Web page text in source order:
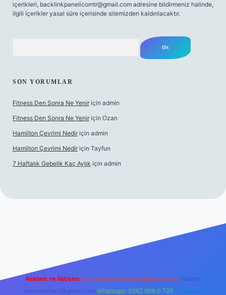
içerikleri, backlinkpanelicomtr@gmail.com adresine bildirmeniz halinde,
ilgili içerikler yasal süre içerisinde sitemizden kaldırılacaktır.
SON YORUMLAR
Fitness Den Sonra Ne Yenir için admin
Fitness Den Sonra Ne Yenir için Ozan
Hamilton Çevrimi Nedir için admin
Hamilton Çevrimi Nedir için Tayfun
7 Haftalık Gebelik Kaç Aylık için admin
Reklam ve İletişim: E-mail: backlinkpaneli@gmail.com Teams:
forumhizmeti@gmail.com Whatsapp: 0262 606 0 726 Telegram: